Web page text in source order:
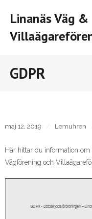
Linanäs Väg &
GDPR
maj 12, 2019 Lemuhren
Här hittar du information
Vägförening och
GDPR - Dataskyddsförordningen –